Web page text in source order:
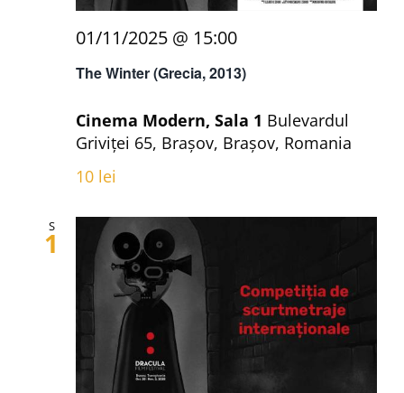
The Winter (Grecia, 2013)
01/11/2025 @ 15:00
Cinema Modern, Sala 1 Bulevardul
Griviței 65, Brașov, Brașov, Romania
10 lei
S
1